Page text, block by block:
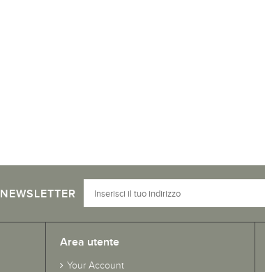
NEWSLETTER
Area utente
Your Account